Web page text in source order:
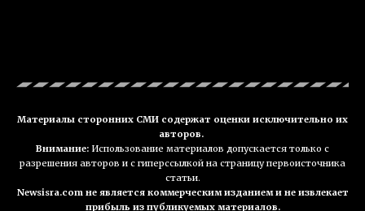
Материалы сторонних СМИ содержат оценки исключительно их
авторов.
Внимание: Использование материалов допускается только с
разрешения авторов и с гиперссылкой на страницу первоисточника
статьи.
Newsisra.com не является коммерческим изданием и не извлекает
прибыль из публикуемых материалов.